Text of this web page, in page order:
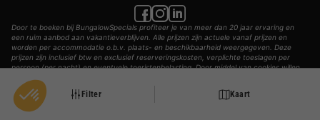
Filter Kaart
Door te boeken bij BungalowSpecials profiteer je van meer dan 20 jaar ervaring en
een ruim aanbod aan vakantieverblijven. Alle prijzen zijn actuele vanaf prijzen en
worden per accommodatie o.b.v. plaats- en beschikbaarheid weergegeven. Deze
prijzen zijn inclusief btw en exclusief reserveringskosten, verplichte toeslagen per
persoon (per nacht) en eventuele toeristenbelasting. Door middel van cookies willen
© 2002 - 2025 AddGuests B.V. Alle rechten voorbehouden.